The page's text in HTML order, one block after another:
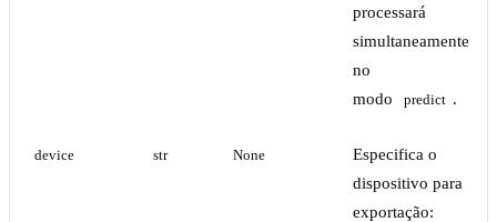
processará
simultaneamente
no
modo
predict .
device str None
Especifica o
dispositivo para
exportação: